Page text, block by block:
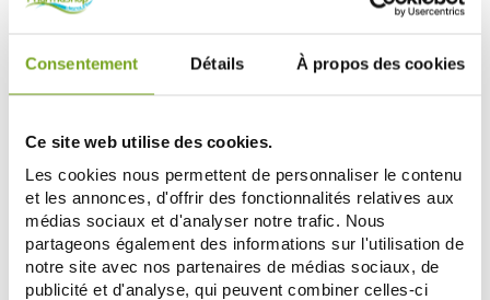
Consentement Détails À propos des cookies
Ce site web utilise des cookies.
Les cookies nous permettent de personnaliser le contenu
et les annonces, d'offrir des fonctionnalités relatives aux
médias sociaux et d'analyser notre trafic. Nous
partageons également des informations sur l'utilisation de
notre site avec nos partenaires de médias sociaux, de
publicité et d'analyse, qui peuvent combiner celles-ci
REACTIONNELLE 12X5ML
33,90 €
BOOSTEUR DE LONGUEUR 50ML